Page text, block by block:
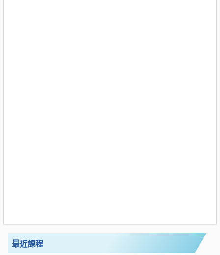
最近課程